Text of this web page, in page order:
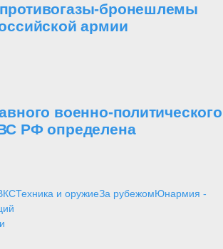
бронешлемы
армии
военно-политического
РФ определена
Техника и оружиеЗа рубежомЮнармия -